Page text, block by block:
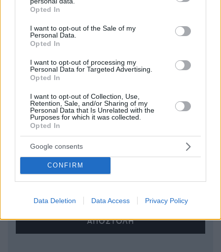
grant or deny consent to Google and its third-party tags to
use your data for below specified purposes in below Google
consent section.
Opted In
I want to opt-out of the Sale of my
Personal Data.
Opted In
I want to opt-out of processing my
Personal Data for Targeted Advertising.
Opted In
I want to opt-out of Collection, Use,
Retention, Sale, and/or Sharing of my
Personal Data that Is Unrelated with the
Purposes for which it was collected.
Opted In
Google consents
CONFIRM
Data Deletion Data Access Privacy Policy
EMAIL
ΣΧΌΛΙΟ *
Απομένουν2500χαρακτήρες